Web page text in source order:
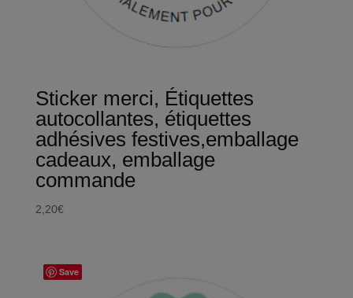
Sticker merci, Étiquettes
autocollantes, étiquettes
adhésives festives,emballage
cadeaux, emballage
commande
2,20€
Save